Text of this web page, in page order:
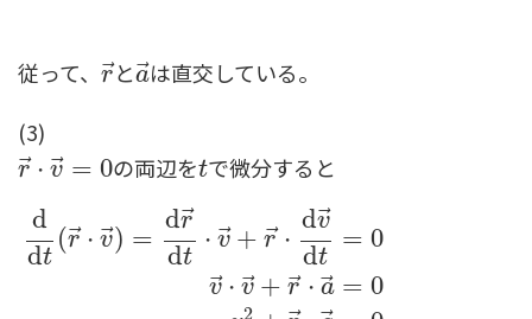
従って、 r⃗
r→
とa⃗
a→
は直交している。
(3)
r ⃗⋅ v = 0
r→ ⋅v →= 0の両辺をt
tで微分すると
d
dt
(r⃗⋅ v⃗
) =
dr
dt
⋅ v ⃗+ r⃗⋅
dv⃗
dt
v⃗⋅ v⃗+ r ⃗⋅ a⃗
= 0
= 0